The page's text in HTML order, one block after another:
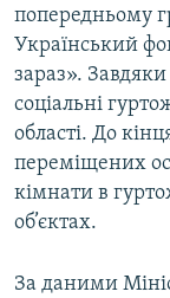
попередньому
Український
зараз».
соціальні
області. До
переміщених
кімнати в
об’єктах.
За даними